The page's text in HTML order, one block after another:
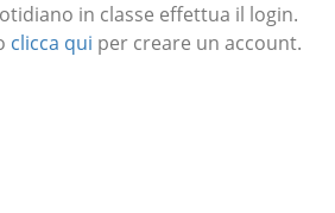
in classe effettua il login.
clicca qui per creare un account.